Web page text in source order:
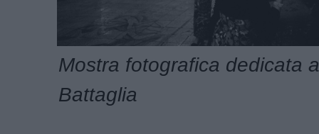
Mostra fotografica dedicata
Battaglia